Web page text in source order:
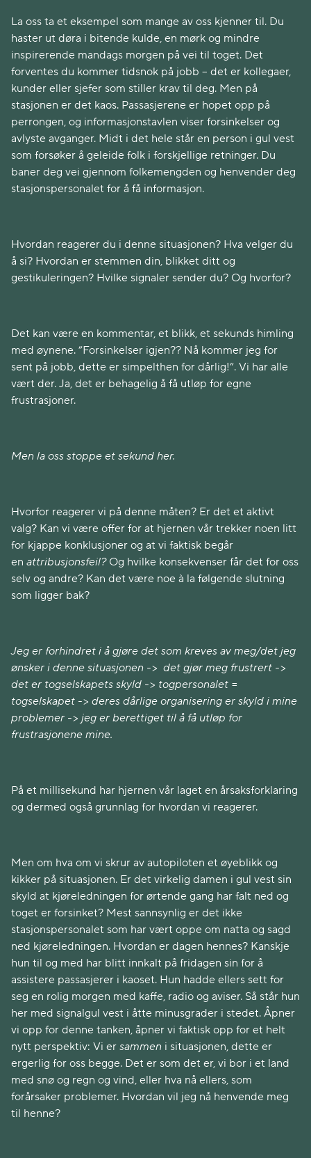
La oss ta et eksempel som mange av oss kjenner til. Du
haster ut døra i bitende kulde, en mørk og mindre
inspirerende mandags morgen på vei til toget. Det
forventes du kommer tidsnok på jobb – det er kollegaer,
kunder eller sjefer som stiller krav til deg. Men på
stasjonen er det kaos. Passasjerene er hopet opp på
perrongen, og informasjonstavlen viser forsinkelser og
avlyste avganger. Midt i det hele står en person i gul vest
som forsøker å geleide folk i forskjellige retninger. Du
baner deg vei gjennom folkemengden og henvender deg
stasjonspersonalet for å få informasjon.
Hvordan reagerer du i denne situasjonen? Hva velger du
å si? Hvordan er stemmen din, blikket ditt og
gestikuleringen? Hvilke signaler sender du? Og hvorfor?
Det kan være en kommentar, et blikk, et sekunds himling
med øynene. ”Forsinkelser igjen?? Nå kommer jeg for
sent på jobb, dette er simpelthen for dårlig!”. Vi har alle
vært der. Ja, det er behagelig å få utløp for egne
frustrasjoner.
Men la oss stoppe et sekund her.
Hvorfor reagerer vi på denne måten? Er det et aktivt
valg? Kan vi være offer for at hjernen vår trekker noen litt
for kjappe konklusjoner og at vi faktisk begår
en attribusjonsfeil? Og hvilke konsekvenser får det for oss
selv og andre? Kan det være noe à la følgende slutning
som ligger bak?
Jeg er forhindret i å gjøre det som kreves av meg/det jeg
ønsker i denne situasjonen -> det gjør meg frustrert ->
det er togselskapets skyld -> togpersonalet =
togselskapet -> deres dårlige organisering er skyld i mine
problemer -> jeg er berettiget til å få utløp for
frustrasjonene mine.
På et millisekund har hjernen vår laget en årsaksforklaring
og dermed også grunnlag for hvordan vi reagerer.
Men om hva om vi skrur av autopiloten et øyeblikk og
kikker på situasjonen. Er det virkelig damen i gul vest sin
skyld at kjøreledningen for ørtende gang har falt ned og
toget er forsinket? Mest sannsynlig er det ikke
stasjonspersonalet som har vært oppe om natta og sagd
ned kjøreledningen. Hvordan er dagen hennes? Kanskje
hun til og med har blitt innkalt på fridagen sin for å
assistere passasjerer i kaoset. Hun hadde ellers sett for
seg en rolig morgen med kaffe, radio og aviser. Så står hun
her med signalgul vest i åtte minusgrader i stedet. Åpner
vi opp for denne tanken, åpner vi faktisk opp for et helt
nytt perspektiv: Vi er sammen i situasjonen, dette er
ergerlig for oss begge. Det er som det er, vi bor i et land
med snø og regn og vind, eller hva nå ellers, som
forårsaker problemer. Hvordan vil jeg nå henvende meg
til henne?